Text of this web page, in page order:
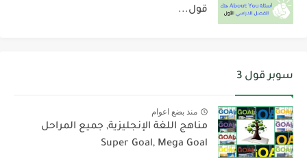
قول...
سوبر قول 3
منذ بضع اعوام
مناهج اللغة الإنجليزية, جميع المراحل
Super Goal, Mega Goal